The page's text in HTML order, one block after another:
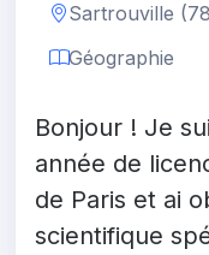
Sartrouville
Géographie
Bonjour ! Je
année de
de Paris et ai
scientifique